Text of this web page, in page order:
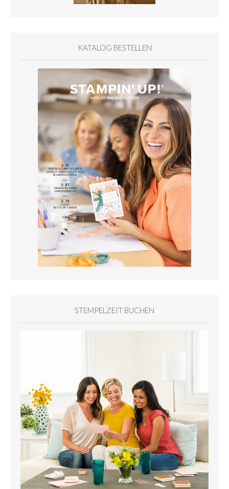
KATALOG BESTELLEN
STEMPELZEIT BUCHEN